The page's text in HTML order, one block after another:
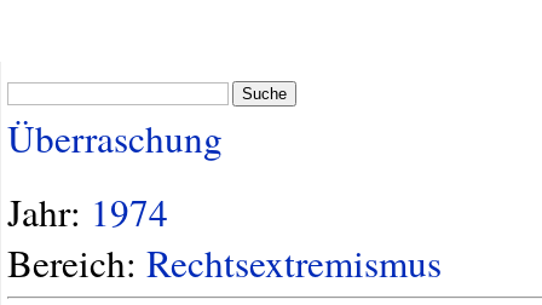
Suche
Überraschung
Jahr: 1974
Bereich: Rechtsextremismus